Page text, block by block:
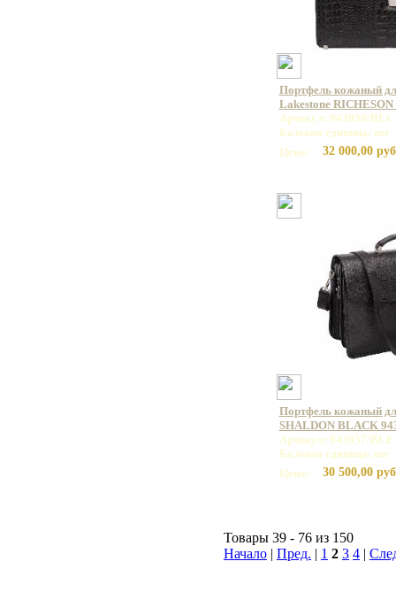
Портфель кожаный
Lakestone
Артикул: 943030/BLC
Базовая единица: шт
Цена:
32 000,00
Портфель кожаный
SHALDON BLACK
Артикул: 943057/BLF
Базовая единица: шт
Цена:
30 500,00
Товары 39 - 76 из 150
Начало
Пред. 1 2 3 4